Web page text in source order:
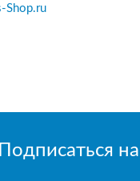
Подписаться